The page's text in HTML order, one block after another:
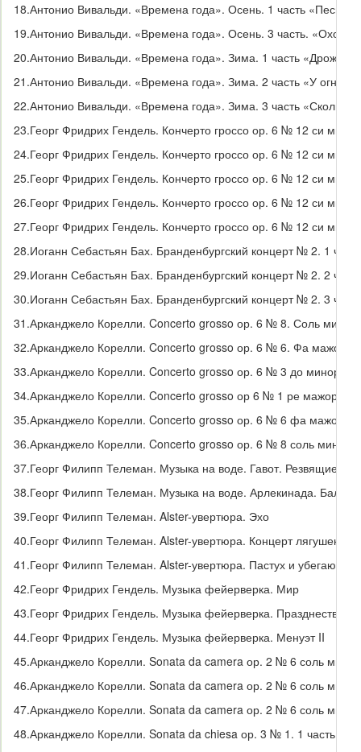
18.Антонио Вивальди. «Времена года». Осень. 1 часть «Песни и
19.Антонио Вивальди. «Времена года». Осень. 3 часть. «Охота»
20.Антонио Вивальди. «Времена года». Зима. 1 часть «Дрожа от
21.Антонио Вивальди. «Времена года». Зима. 2 часть «У огня»
22.Антонио Вивальди. «Времена года». Зима. 3 часть
23.Георг Фридрих Гендель. Кончерто гроссо ор. 6 № 12 си
24.Георг Фридрих Гендель. Кончерто гроссо ор. 6 № 12 си
25.Георг Фридрих Гендель. Кончерто гроссо ор. 6 № 12 си
26.Георг Фридрих Гендель. Кончерто гроссо ор. 6 № 12 си
27.Георг Фридрих Гендель. Кончерто гроссо ор. 6 № 12 си
28.Иоганн Себастьян Бах. Бранденбургский концерт № 2. 1 часть
29.Иоганн Себастьян Бах. Бранденбургский концерт № 2. 2 часть
30.Иоганн Себастьян Бах. Бранденбургский концерт № 2. 3 часть
31.Арканджело Корелли. Concerto grosso ор. 6 № 8. Соль минор.
32.Арканджело Корелли. Concerto grosso ор. 6 № 6. Фа мажор. 1
33.Арканджело Корелли. Concerto grosso ор. 6 № 3 до минор. 3
34.Арканджело Корелли. Concerto grosso ор 6 № 1 ре мажор. 4
35.Арканджело Корелли. Concerto grosso ор. 6 № 6 фа мажор. 2
36.Арканджело Корелли. Concerto grosso ор. 6 № 8 соль минор.
37.Георг Филипп Телеман. Музыка на воде. Гавот. Резвящиеся
38.Георг Филипп Телеман. Музыка на воде. Арлекинада.
39.Георг Филипп Телеман. Alster-увертюра. Эхо
40.Георг Филипп Телеман. Alster-увертюра. Концерт лягушек и
41.Георг Филипп Телеман. Alster-увертюра. Пастух и
42.Георг Фридрих Гендель. Музыка фейерверка. Мир
43.Георг Фридрих Гендель. Музыка фейерверка. Празднество
44.Георг Фридрих Гендель. Музыка фейерверка. Менуэт II
45.Арканджело Корелли. Sonata da camera ор. 2 № 6 соль
46.Арканджело Корелли. Sonata da camera ор. 2 № 6 соль
47.Арканджело Корелли. Sonata da camera ор. 2 № 6 соль
48.Арканджело Корелли. Sonata da chiesa ор. 3 № 1. 1 часть.